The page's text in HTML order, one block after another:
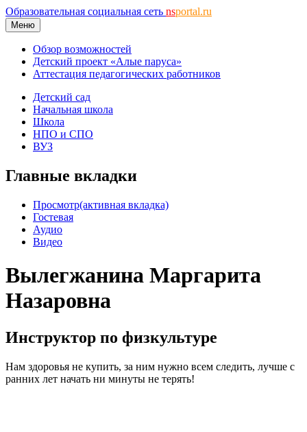
Образовательная социальная сеть nsportal.ru
Меню
Обзор возможностей
Детский проект «Алые паруса»
Аттестация педагогических работников
Детский сад
Начальная школа
Школа
НПО и СПО
ВУЗ
Главные вкладки
Просмотр(активная вкладка)
Гостевая
Аудио
Видео
Вылегжанина Маргарита
Назаровна
Инструктор по физкультуре
Нам здоровья не купить, за ним нужно всем следить, лучше с
ранних лет начать ни минуты не терять!